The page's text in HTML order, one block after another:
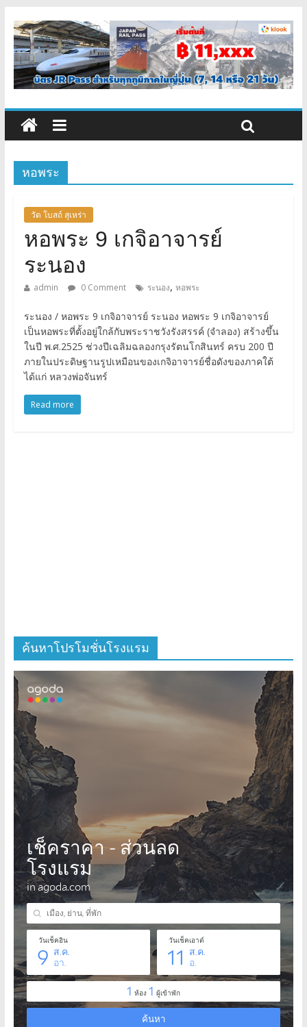
หอพระ
วัด โบสถ์ สุเหร่า
หอพระ 9 เกจิอาจารย์
ระนอง
admin 0 Comment ระนอง, หอพระ
ระนอง / หอพระ 9 เกจิอาจารย์ ระนอง หอพระ 9 เกจิอาจารย์
เป็นหอพระที่ตั้งอยู่ใกล้กับพระราชวังรังสรรค์ (จำลอง) สร้างขึ้น
ในปี พ.ศ.2525 ช่วงปีเฉลิมฉลองกรุงรัตนโกสินทร์ ครบ 200 ปี
ภายในประดิษฐานรูปเหมือนของเกจิอาจารย์ชื่อดังของภาคใต้
ได้แก่ หลวงพ่อจันทร์
Read more
ค้นหาโปรโมชั่นโรงแรม